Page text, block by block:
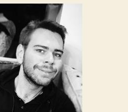
feljelentette
Vitézy
Dávidot
bejegyzéshez